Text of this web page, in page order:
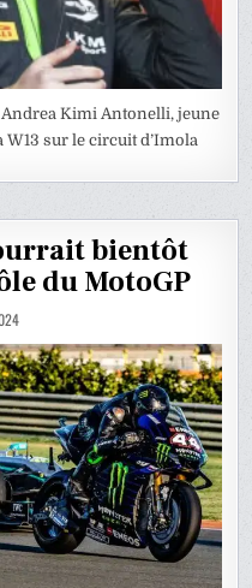
Kimi Antonelli, jeune
W13 sur le circuit d’Imola
bientôt
du MotoGP